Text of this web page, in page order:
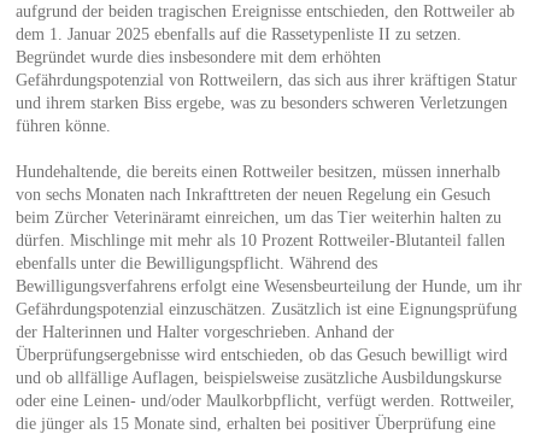
aufgrund der beiden tragischen Ereignisse entschieden, den Rottweiler ab
dem 1. Januar 2025 ebenfalls auf die Rassetypenliste II zu setzen.
Begründet wurde dies insbesondere mit dem erhöhten
Gefährdungspotenzial von Rottweilern, das sich aus ihrer kräftigen Statur
und ihrem starken Biss ergebe, was zu besonders schweren Verletzungen
führen könne.
Hundehaltende, die bereits einen Rottweiler besitzen, müssen innerhalb
von sechs Monaten nach Inkrafttreten der neuen Regelung ein Gesuch
beim Zürcher Veterinäramt einreichen, um das Tier weiterhin halten zu
dürfen. Mischlinge mit mehr als 10 Prozent Rottweiler-Blutanteil fallen
ebenfalls unter die Bewilligungspflicht. Während des
Bewilligungsverfahrens erfolgt eine Wesensbeurteilung der Hunde, um ihr
Gefährdungspotenzial einzuschätzen. Zusätzlich ist eine Eignungsprüfung
der Halterinnen und Halter vorgeschrieben. Anhand der
Überprüfungsergebnisse wird entschieden, ob das Gesuch bewilligt wird
und ob allfällige Auflagen, beispielsweise zusätzliche Ausbildungskurse
oder eine Leinen- und/oder Maulkorbpflicht, verfügt werden. Rottweiler,
die jünger als 15 Monate sind, erhalten bei positiver Überprüfung eine